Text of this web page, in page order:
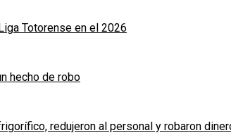
Totorense en el 2026
hecho de robo
redujeron al personal y robaron